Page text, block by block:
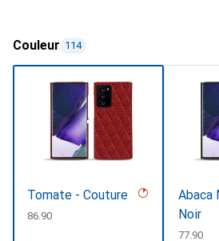
Couleur 114
Tomate - Couture
CHF
86.90
Abaca
Noir
CHF
77.90